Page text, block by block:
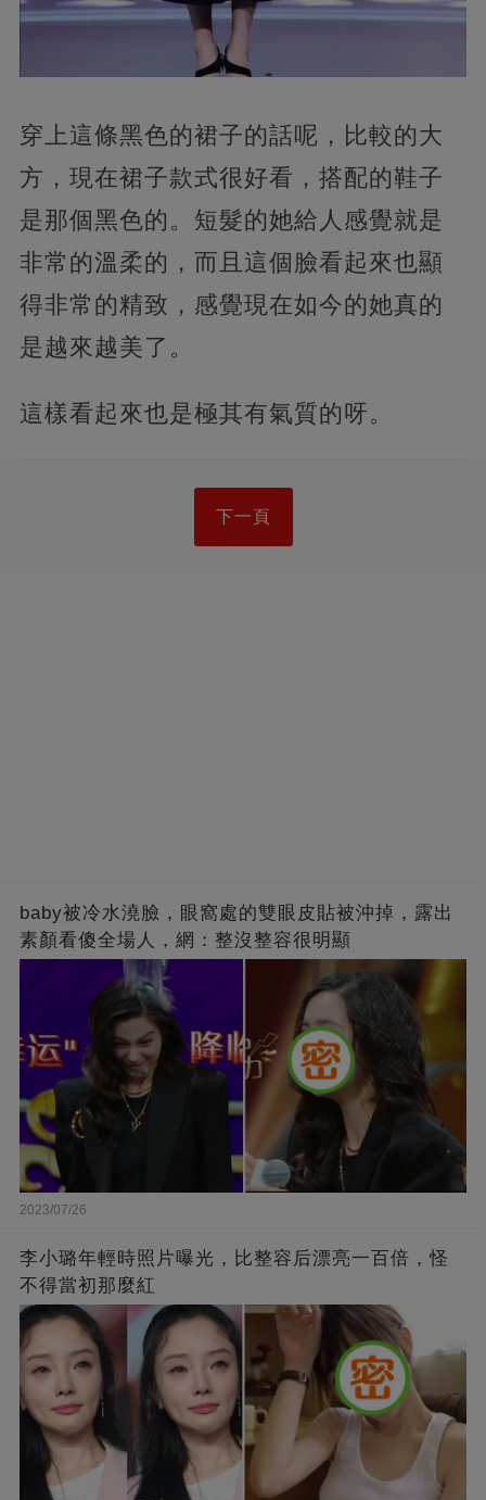
穿上這條黑色的裙子的話呢，比較的大
方，現在裙子款式很好看，搭配的鞋子
是那個黑色的。短髮的她給人感覺就是
非常的溫柔的，而且這個臉看起來也顯
得非常的精致，感覺現在如今的她真的
是越來越美了。
這樣看起來也是極其有氣質的呀。
下一頁
baby被冷水澆臉，眼窩處的雙眼皮貼被沖掉，露出
素顏看傻全場人，網：整沒整容很明顯
2023/07/26
李小璐年輕時照片曝光，比整容后漂亮一百倍，怪
不得當初那麼紅